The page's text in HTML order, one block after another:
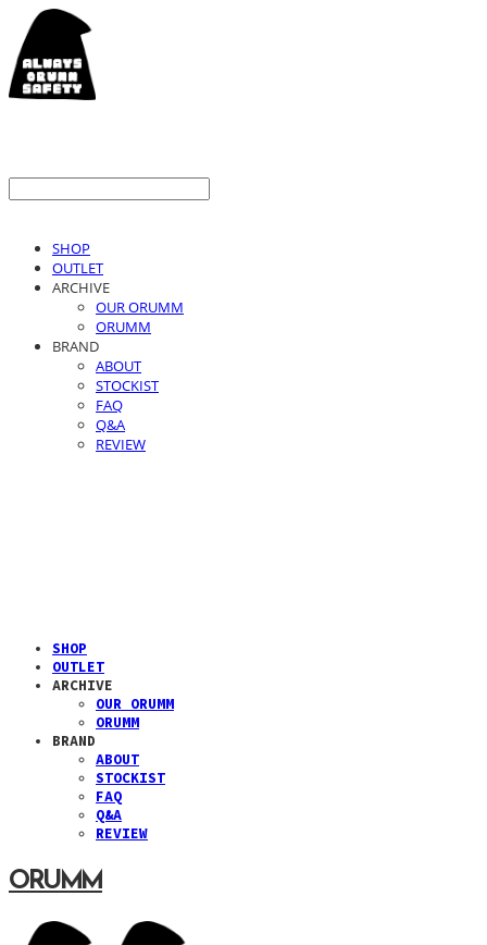
SHOP
OUTLET
ARCHIVE
OUR ORUMM
ORUMM
BRAND
ABOUT
STOCKIST
FAQ
Q&A
REVIEW
SHOP
OUTLET
ARCHIVE
OUR ORUMM
ORUMM
BRAND
ABOUT
STOCKIST
FAQ
Q&A
REVIEW
ORUMM